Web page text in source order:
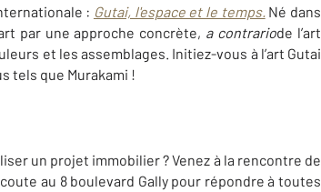
: Gutai, l'espace et le temps. Né dans
par une approche concrète, a contrariode l’art
et les assemblages. Initiez-vous à l’art Gutai
tels que Murakami !
un projet immobilier ? Venez à la rencontre de
au 8 boulevard Gally pour répondre à toutes